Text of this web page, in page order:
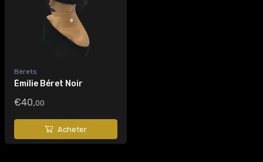
Bérets
Émilie Béret Noir
€40,00
Acheter